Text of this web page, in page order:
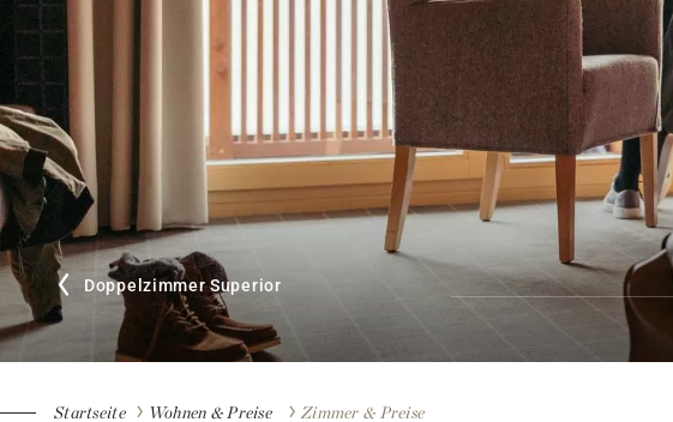
Doppelzimmer Superior
Startseite Wohnen & Preise Zimmer & Preise